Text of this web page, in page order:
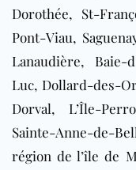
Dorothée, St-
Pont-Viau,
Lanaudière, Baie-
Luc, Dollard-des-
Dorval, L’Île-
Sainte-Anne-de-
région de l’île de